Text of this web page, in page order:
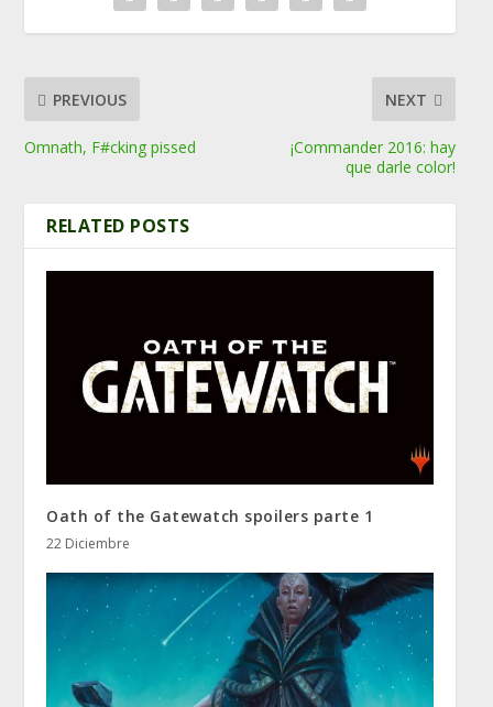
PREVIOUS
Omnath, F#cking pissed
NEXT
¡Commander 2016: hay
que darle color!
RELATED POSTS
Oath of the Gatewatch spoilers parte 1
22 Diciembre